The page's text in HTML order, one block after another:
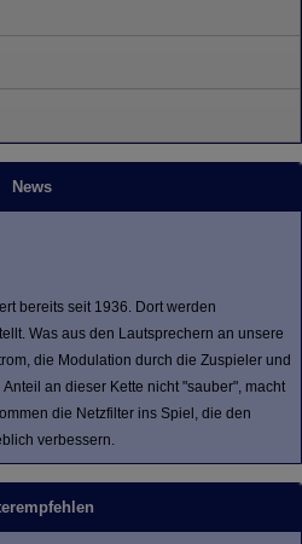
News
bereits seit 1936. Dort werden
Was aus den Lautsprechern an unsere
die Modulation durch die Zuspieler und
an dieser Kette nicht "sauber", macht
die Netzfilter ins Spiel, die den
verbessern.